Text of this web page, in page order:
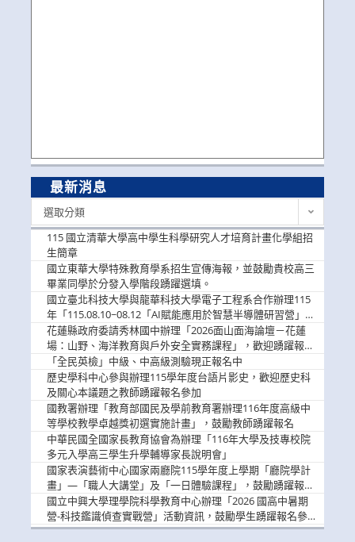
最新消息
選取分類
115 國立清華大學高中學生科學研究人才培育計畫化學組招
生簡章
國立東華大學特殊教育學系招生宣傳海報，並鼓勵貴校高三
畢業同學於分發入學階段踴躍選填。
國立臺北科技大學與龍華科技大學電子工程系合作辦理115
年「115.08.10~08.12「AI賦能應用於智慧半導體研習營」，
歡迎學生踴躍報名參加
花蓮縣政府委請秀林國中辦理「2026面山面海論壇－花蓮
場：山野、海洋教育與戶外安全實務課程」，歡迎踴躍報名
參加
「全民英檢」中級、中高級測驗現正報名中
歷史學科中心參與辦理115學年度台語片影史，歡迎歷史科
及關心本議題之教師踴躍報名參加
國教署辦理「教育部國民及學前教育署辦理116年度高級中
等學校教學卓越獎初選實施計畫」，鼓勵教師踴躍報名
中華民國全國家長教育協會為辦理「116年大學及技專校院
多元入學高三學生升學輔導家長說明會」
國家表演藝術中心國家兩廳院115學年度上學期「廳院學計
畫」—「職人大講堂」及「一日體驗課程」，鼓勵踴躍報名
參與。
國立中興大學理學院科學教育中心辦理「2026 國高中暑期
營-科技鑑識偵查實戰營」活動資訊，鼓勵學生踴躍報名參
加。